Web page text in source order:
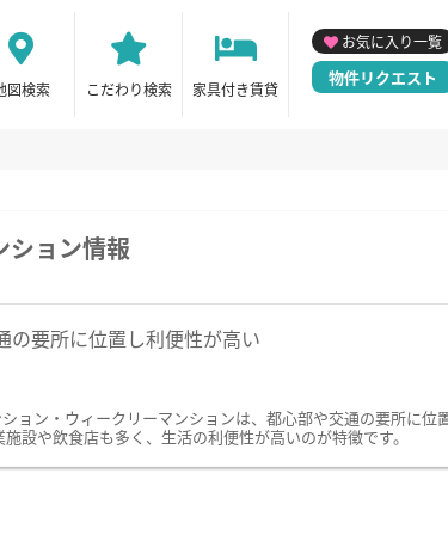
図検索 こだわり検索 家具付き賃貸
お気に入り一覧
物件リクエスト
ション情報
の要所に位置し利便性が高い
ョン・ウィークリーマンションは、都心部や交通の要所に位
設や飲食店も多く、生活の利便性が高いのが特徴です。